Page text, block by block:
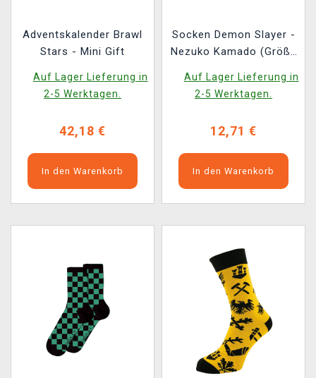
Adventskalender Brawl
Stars - Mini Gift
Auf Lager Lieferung in
2-5 Werktagen.
42,18 €
In den Warenkorb
Socken Demon Slayer -
Nezuko Kamado (Größe
Auf Lager Lieferung in
2-5 Werktagen.
12,71 €
In den Warenkorb